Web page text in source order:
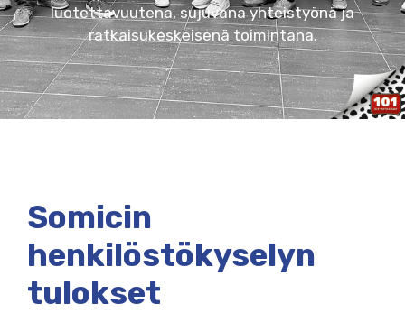
luotettavuutena, sujuvana yhteistyönä ja
ratkaisukeskeisenä toimintana.
Somicin
henkilöstökyselyn
tulokset